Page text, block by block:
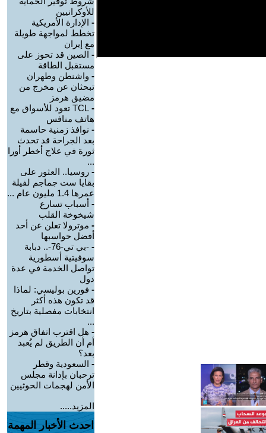
للأوكرانيين
- الإدارة الأمريكية
تخطط لمواجهة طويلة
مع إيران
- الصين قد تحوز على
مستقبل الطاقة
- واشنطن وطهران
تبحثان عن مخرج من
مضيق هرمز
-
TCL تعود للأسواق مع
هاتف منافس
- نوافذ زمنية حاسمة
بعد الجراحة قد تحدث
ثورة في علاج أخطر أورا
...
- روسيا.. العثور على
بقايا ست جماجم لفيلة
عمرها 1.4 مليون عام ...
- أسباب تسارع
شيخوخة القلب
- موترولا تعلن عن أحد
أفضل حواسبها
-
-بي تي-76-.. دبابة
سوفيتية أسطورية
تواصل الخدمة في عدة
دول
- فورين بوليسي: لماذا
قد تكون هذه أكثر
انتخابات مفصلية بتاريخ
...
- هل اقترب اتفاق هرمز
أم أن الطريق لم يُعبد
بعد؟
- السعودية وقطر
ترحبان بإدانة مجلس
الأمن لهجمات الحوثيين
المزيد.....
احدث الأخبار المهمة